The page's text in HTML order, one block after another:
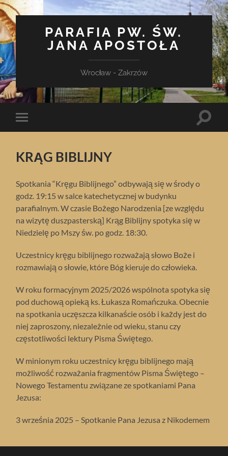
PARAFIA PW. ŚW.
JANA APOSTOŁA
Wrocław - Zakrzów
Toggle
mobile
Toggle
KRĄG BIBLIJNY
Spotkania “Kręgu Biblijnego” odbywają się w środy o
godz. 19:15 w salce katechetycznej w budynku
parafialnym. W czasie Bożego Narodzenia [ze względu
na wizytę duszpasterską] Krąg Biblijny spotyka się w
Niedzielę po Mszy św. po godz. 18:30.
Uczestnicy kręgu biblijnego rozważają słowo Boże i
rozmawiają o słowie, które Bóg kieruje do człowieka.
W roku formacyjnym 2025/2026 wspólnota spotyka się
pod duchową opieką ks. Łukasza Romańczuka. Obecnie
na spotkania uczęszcza kilkanaście osób i każdy jest do
niej zaproszony, niezależnie od wieku, stanu czy
częstotliwości lektury Pisma Świętego.
W minionym roku uczestnicy kręgu biblijnego mają
możliwość rozważania fragmentów Pisma Świętego –
Nowego Testamentu związane ze spotkaniami Pana
Jezusa:
3 września 2025 – Spotkanie Pana Jezusa z Nikodemem